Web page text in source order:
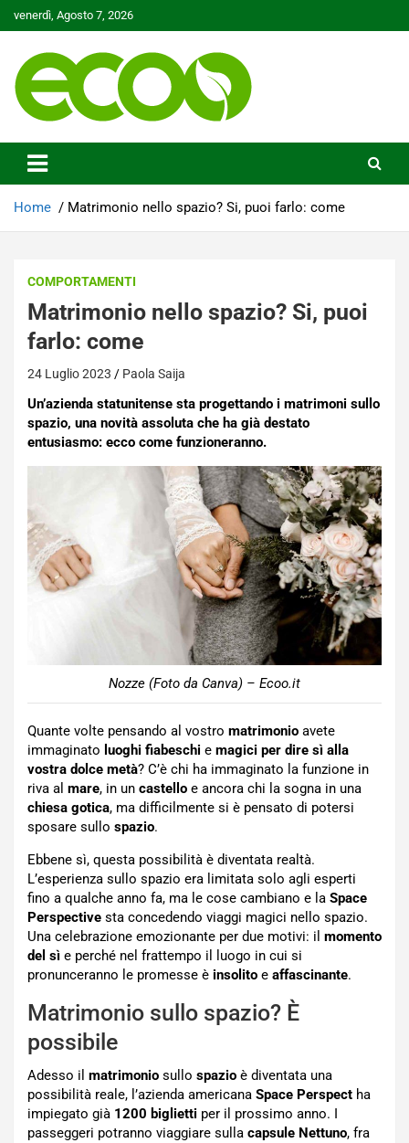
to
venerdì, Agosto 7, 2026
Ecoo.it
Home Matrimonio nello spazio? Si, puoi farlo: come
COMPORTAMENTI
Matrimonio nello spazio? Si, puoi
farlo: come
24 Luglio 2023 Paola Saija
Un’azienda statunitense sta progettando i matrimoni sullo
spazio, una novità assoluta che ha già destato
entusiasmo: ecco come funzioneranno.
Nozze (Foto da Canva) – Ecoo.it
Quante volte pensando al vostro matrimonio avete
immaginato luoghi fiabeschi e magici per dire sì alla
vostra dolce metà? C’è chi ha immaginato la funzione in
riva al mare, in un castello e ancora chi la sogna in una
chiesa gotica, ma difficilmente si è pensato di potersi
sposare sullo spazio.
Ebbene sì, questa possibilità è diventata realtà.
L’esperienza sullo spazio era limitata solo agli esperti
fino a qualche anno fa, ma le cose cambiano e la Space
Perspective sta concedendo viaggi magici nello spazio.
Una celebrazione emozionante per due motivi: il momento
del sì e perché nel frattempo il luogo in cui si
pronunceranno le promesse è insolito e affascinante.
Matrimonio sullo spazio? È
possibile
Adesso il matrimonio sullo spazio è diventata una
possibilità reale, l’azienda americana Space Perspect ha
impiegato già 1200 biglietti per il prossimo anno. I
passeggeri potranno viaggiare sulla capsule Nettuno, fra